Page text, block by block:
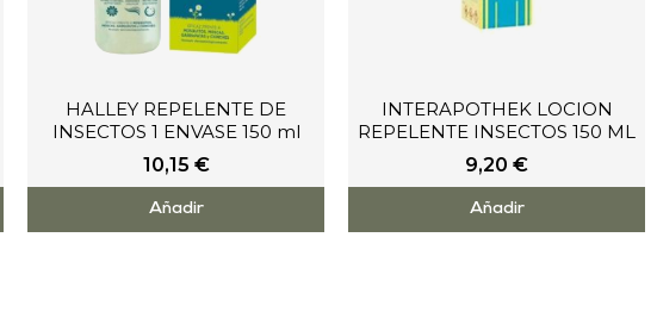
HALLEY REPELENTE DE
INSECTOS 1 ENVASE 150 ml
10,15 €
Añadir
INTERAPOTHEK LOCION
REPELENTE INSECTOS 150 ML
9,20€
Añadir